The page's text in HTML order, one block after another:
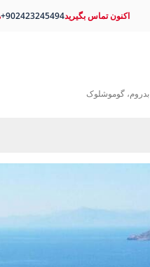
بدروم، گوموشلوک
اکنون تماس بگیرید+902423245494